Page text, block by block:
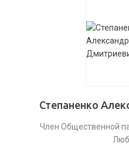
Степаненко
Член Общественной